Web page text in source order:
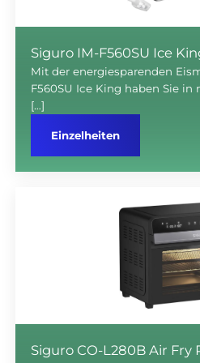
Siguro IM-F560SU Ice
Mit der energiesparenden
F560SU Ice King haben Sie in
[…]
Einzelheiten
Siguro CO-L280B Air Fry